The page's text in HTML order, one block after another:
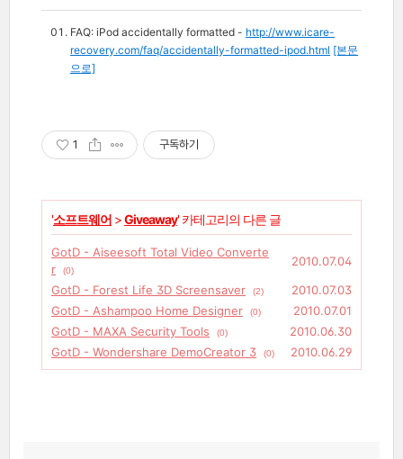
FAQ: iPod accidentally formatted - http://www.icare-
recovery.com/faq/accidentally-formatted-ipod.html [본문
으로]
1 구독하기
'소프트웨어 >Giveaway' 카테고리의 다른 글
GotD - Aiseesoft Total Video Converte
r
(0)
2010.07.04
GotD - Forest Life 3D Screensaver
(2)
2010.07.03
GotD - Ashampoo Home Designer
(0)
2010.07.01
GotD - MAXA Security Tools
(0)
2010.06.30
GotD - Wondershare DemoCreator 3
(0) 2010.06.29